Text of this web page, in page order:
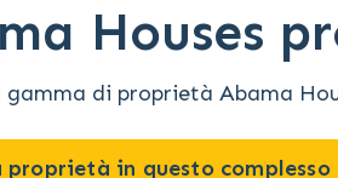
Houses
gamma di proprietà Abama
proprietà in questo complesso